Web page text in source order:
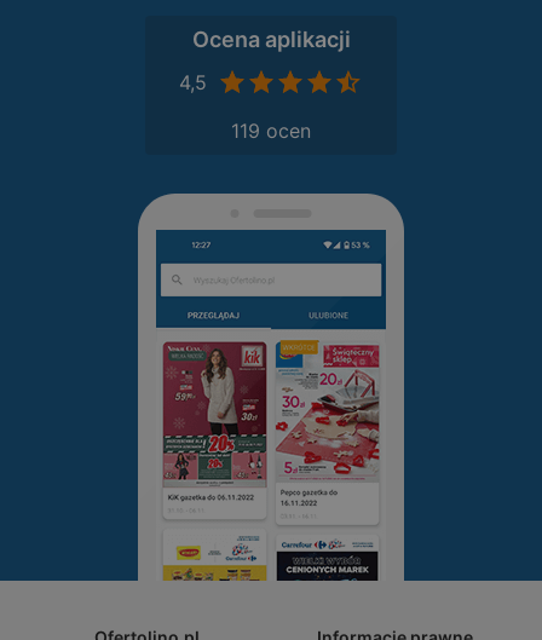
Ocena aplikacji
4,5
119 ocen